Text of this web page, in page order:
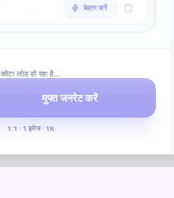
बेहतर करें
कोटा लोड हो रहा है...
मुफ्त जनरेट करें
1:1 · 1 इमेज · 1K